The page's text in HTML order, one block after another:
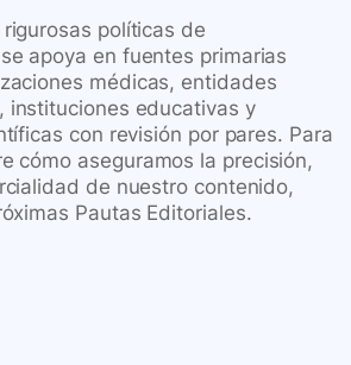
políticas de
apoya en fuentes primarias
médicas, entidades
instituciones educativas y
con revisión por pares. Para
cómo aseguramos la precisión,
de nuestro contenido,
Pautas Editoriales.